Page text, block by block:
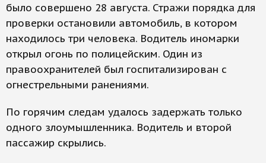
было совершено 28 августа. Стражи порядка для
проверки остановили автомобиль, в котором
находилось три человека. Водитель иномарки
открыл огонь по полицейским. Один из
правоохранителей был госпитализирован с
огнестрельными ранениями.
По горячим следам удалось задержать только
одного злоумышленника. Водитель и второй
пассажир скрылись.